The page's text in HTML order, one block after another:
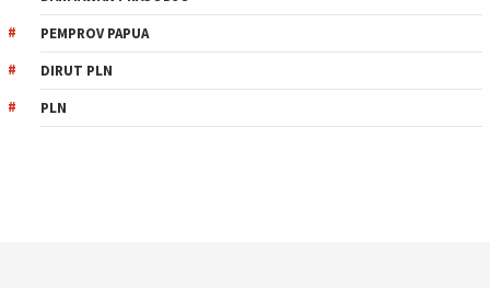
PEMPROV PAPUA
DIRUT PLN
PLN